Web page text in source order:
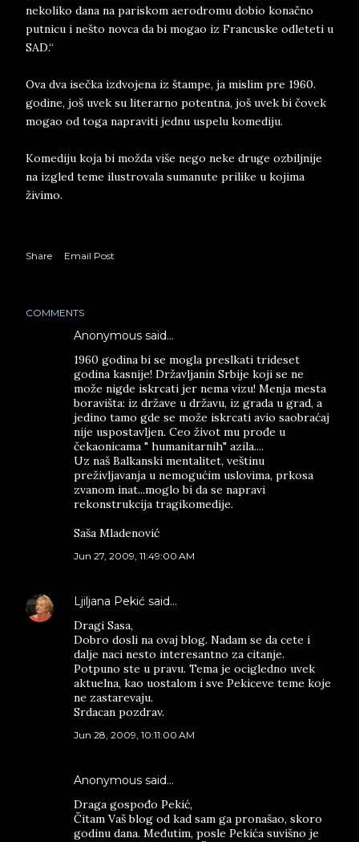
nekoliko dana na pariskom aerodromu dobio konačno
putnicu i nešto novca da bi mogao iz Francuske odleteti u
SAD.“
Ova dva isečka izdvojena iz štampe, ja mislim pre 1960.
godine, još uvek su literarno potentna, još uvek bi čovek
mogao od toga napraviti jednu uspelu komediju.
Komediju koja bi možda više nego neke druge ozbiljnije
na izgled teme ilustrovala sumanute prilike u kojima
živimo.
Share Email Post
COMMENTS
Anonymous said…
1960 godina bi se mogla preslkati trideset
godina kasnije! Državljanin Srbije koji se ne
može nigde iskrcati jer nema vizu! Menja mesta
boravišta: iz države u državu, iz grada u grad, a
jedino tamo gde se može iskrcati avio saobraćaj
nije uspostavljen. Ceo život mu prođe u
čekaonicama " humanitarnih" azila....
Uz naš Balkanski mentalitet, veštinu
preživljavanja u nemogućim uslovima, prkosa
zvanom inat...moglo bi da se napravi
rekonstrukcija tragikomedije.
Saša Mladenović
Jun 27, 2009, 11:49:00 AM
Ljiljana Pekić said…
Dragi Sasa,
Dobro dosli na ovaj blog. Nadam se da cete i
dalje naci nesto interesantno za citanje.
Potpuno ste u pravu. Tema je ocigledno uvek
aktuelna, kao uostalom i sve Pekiceve teme koje
ne zastarevaju.
Srdacan pozdrav.
Jun 28, 2009, 10:11:00 AM
Anonymous said…
Draga gospođo Pekić,
Čitam Vaš blog od kad sam ga pronašao, skoro
godinu dana. Međutim, posle Pekića suvišno je